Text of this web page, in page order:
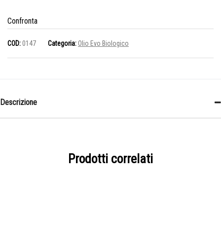
a
freddo
-3
Confronta
COD:0147 Categoria:Olio Evo Biologico
Descrizione
Prodotti correlati